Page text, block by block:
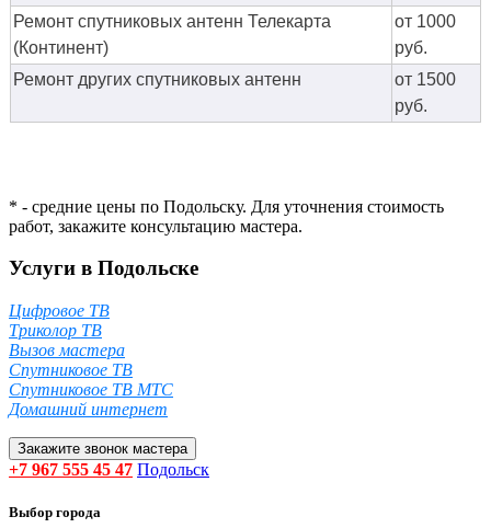
Ремонт спутниковых антенн Телекарта
(Континент)
от 1000
руб.
Ремонт других спутниковых антенн
от 1500
руб.
* - средние цены по Подольску. Для уточнения стоимость
работ, закажите консультацию мастера.
Услуги в Подольске
Цифровое ТВ
Триколор ТВ
Вызов мастера
Спутниковое ТВ
Спутниковое ТВ МТС
Домашний интернет
Закажите звонок мастера
+7 967 555 45 47 Подольск
Выбор города